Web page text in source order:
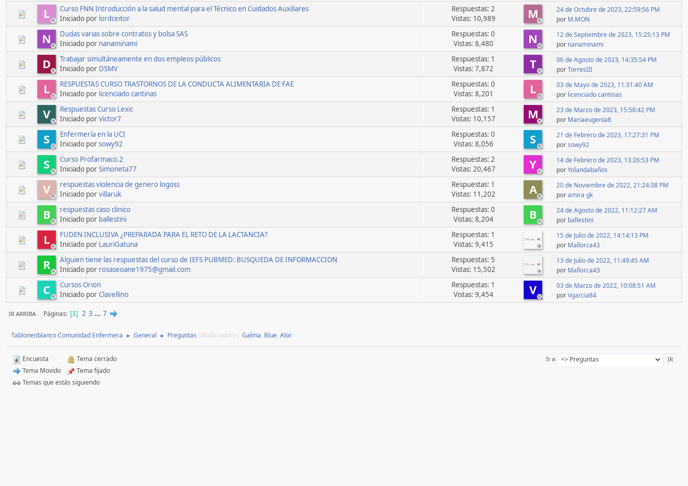
L M
Curso FNN Introducción a la salud mental para el Técnico en Cuidados Auxiliares
Iniciado por lordceitor
Respuestas: 2
Vistas: 10,989
24 de Octubre de 2023, 22:59:56 PM
por M.MON
N N
Dudas varias sobre contratos y bolsa SAS
Iniciado por nanaminami
Respuestas: 0
Vistas: 8,480
12 de Septiembre de 2023, 15:25:13 PM
por nanaminami
D T
Trabajar simultáneamente en dos empleos públicos
Iniciado por DSMV
Respuestas: 1
Vistas: 7,872
06 de Agosto de 2023, 14:35:54 PM
porTorresIII
L L
RESPUESTAS CURSO TRASTORNOS DE LA CONDUCTA ALIMENTARIA DE FAE
Iniciado por licenciado cantinas
Respuestas: 0
Vistas: 8,201
03 de Mayo de 2023, 11:31:40 AM
por licenciado cantinas
V M
Respuestas Curso Lexic
Iniciado porVictor7
Respuestas: 1
Vistas: 10,157
23 de Marzo de 2023, 15:58:42 PM
por Mariaeugenia8
S S
Enfermería en la UCI
Iniciado porsowy92
Respuestas: 0
Vistas: 8,056
21 de Febrero de 2023, 17:27:31 PM
porsowy92
S Y
Curso Profarmaco.2
Iniciado porSimoneta77
Respuestas: 2
Vistas: 20,467
14 de Febrero de 2023, 13:26:53 PM
porYolandabaños
V A
respuestas violencia de genero logoss
Iniciado porvillaruk
Respuestas: 1
Vistas: 11,202
20 de Noviembre de 2022, 21:24:38 PM
poramira gk
B B
respuestas caso clinico
Iniciado por ballestini
Respuestas: 0
Vistas: 8,204
24 de Agosto de 2022, 11:12:27 AM
por ballestini
L
FUDEN INCLUSIVA ¿PREPARADA PARA EL RETO DE LA LACTANCIA?
Iniciado por LauriGatuna
Respuestas: 1
Vistas: 9,415
15 de Julio de 2022, 14:14:13 PM
por Mallorca43
R
Alguien tiene las respuestas del curso de IEFS PUBMED: BUSQUEDA DE INFORMACCION
Iniciado por rosaseoane1975@gmail.com
Respuestas: 5
Vistas: 15,502
13 de Julio de 2022, 11:49:45 AM
por Mallorca43
C V
Cursos Orion
Iniciado porClavellino
Respuestas: 1
Vistas: 9,454
03 de Marzo de 2022, 10:08:51 AM
porVgarcia84
IR ARRIBA Páginas 1 2 3 ... 7
Tablonenblanco Comunidad Enfermera ► General ► Preguntas (Moderadores: Galma, Blue, Alor)
Ir a
Encuesta
Tema Movido
Tema cerrado
Tema fijado
Temas que estás siguiendo